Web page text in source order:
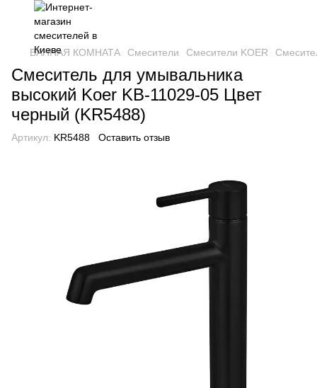
ВАННАЯ КОМНАТА Смесители Смесители KOER
Смеситель для умывальника
высокий Koer KB-11029-05 Цвет
черный (KR5488)
Артикул: KR5488 Оставить отзыв